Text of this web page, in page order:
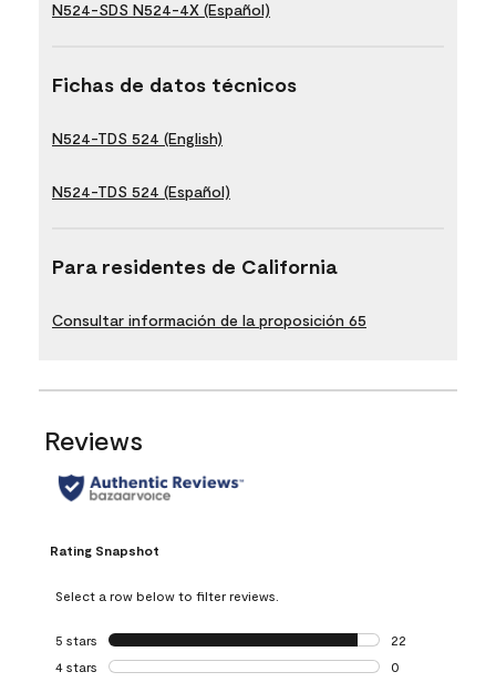
N524-SDS N524-4X (Español)
Fichas de datos técnicos
N524-TDS 524 (English)
N524-TDS 524 (Español)
Para residentes de California
Consultar información de la proposición 65
Reviews
Rating Snapshot
Select a row below to filter reviews.
5 stars stars
22
22 reviews with
4 stars stars
0